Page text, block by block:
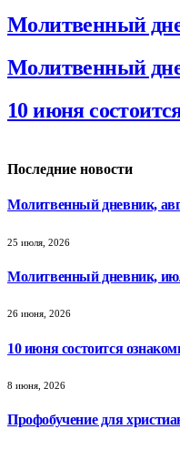
Молитвенный
Молитвенный
10 июня
Последние новости
Молитвенный дневник,
25 июля, 2026
Молитвенный дневник,
26 июня, 2026
10 июня состоится
8 июня, 2026
Профобучение для